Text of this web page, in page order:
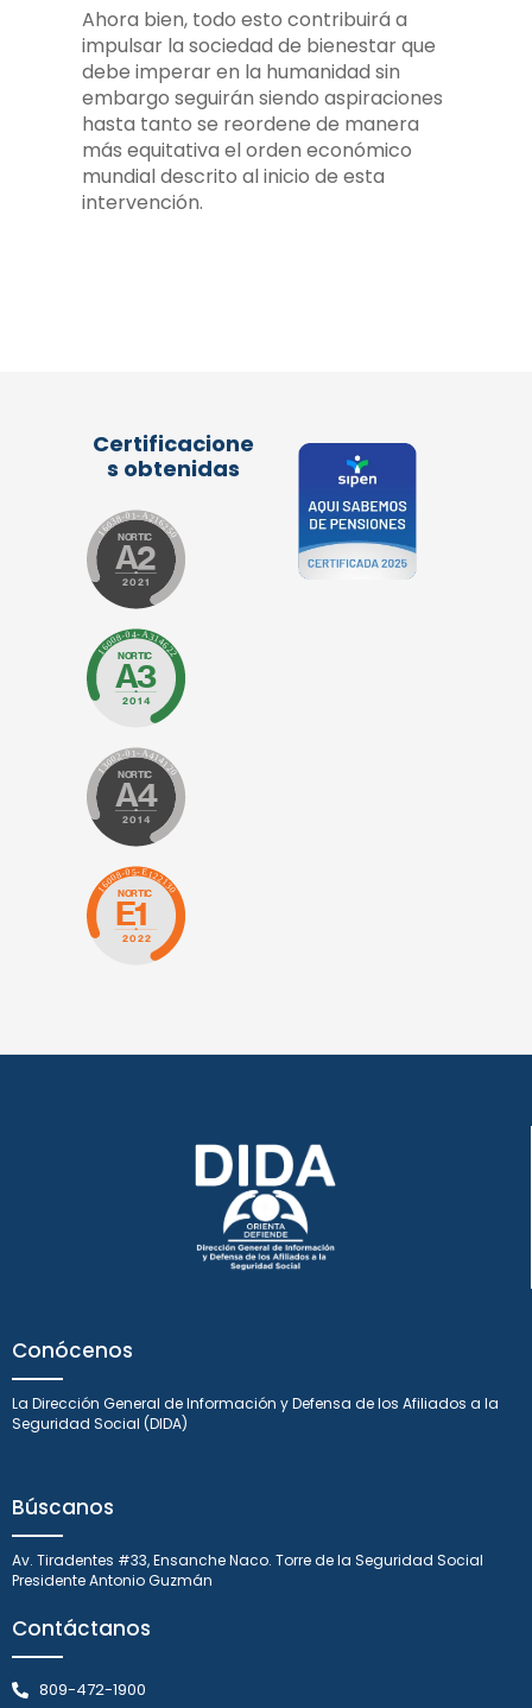
Ahora bien, todo esto contribuirá a
impulsar la sociedad de bienestar que
debe imperar en la humanidad sin
embargo seguirán siendo aspiraciones
hasta tanto se reordene de manera
más equitativa el orden económico
mundial descrito al inicio de esta
intervención.
Certificacione
s obtenidas
Conócenos
La Dirección General de Información y Defensa de los Afiliados a la
Seguridad Social (DIDA)
Búscanos
Av. Tiradentes #33, Ensanche Naco. Torre de la Seguridad Social
Presidente Antonio Guzmán
Contáctanos
809-472-1900